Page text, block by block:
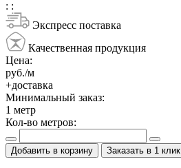
: :
Экспресс поставка
Качественная продукция
Цена:
руб./м
+доставка
Минимальный заказ:
1 метр
Кол-во метров:
Добавить в корзину Заказать в 1 клик